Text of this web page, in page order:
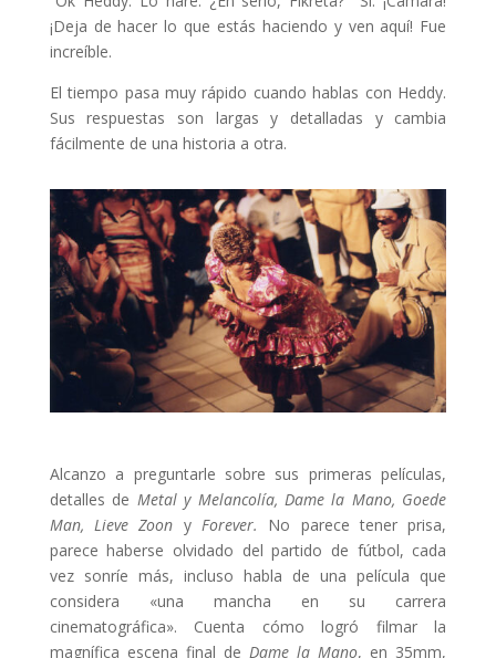
¡Deja de hacer lo que estás haciendo y ven aquí! Fue
increíble.
El tiempo pasa muy rápido cuando hablas con Heddy.
Sus respuestas son largas y detalladas y cambia
fácilmente de una historia a otra.
Alcanzo a preguntarle sobre sus primeras películas,
detalles de Metal y Melancolía, Dame la Mano, Goede
Man, Lieve Zoon yForever.
No parece tener prisa,
parece haberse olvidado del partido de fútbol, ​​cada
vez sonríe más, incluso habla de una película que
considera «una mancha en su carrera
cinematográfica». Cuenta cómo logró filmar la
magnífica escena final de Dame la Mano, en 35mm,